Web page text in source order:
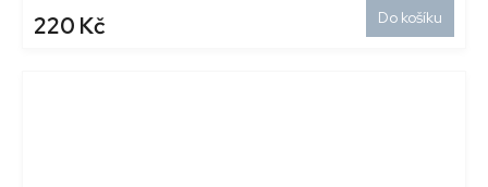
220 Kč Do košíku